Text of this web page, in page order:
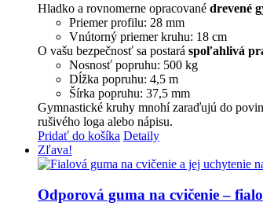
Hladko a rovnomerne opracované drevené
Priemer profilu: 28 mm
Vnútorný priemer kruhu: 18 cm
O vašu bezpečnosť sa postará spoľahlivá
Nosnosť popruhu: 500 kg
Dĺžka popruhu: 4,5 m
Šírka popruhu: 37,5 mm
Gymnastické kruhy mnohí zaraďujú do
rušivého loga alebo nápisu.
Pridať do košíka Detaily
Zľava!
Odporová guma na cvičenie –